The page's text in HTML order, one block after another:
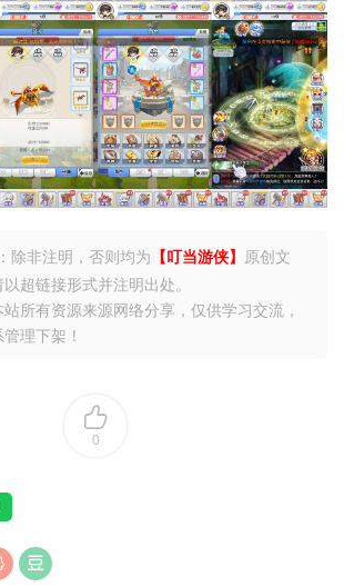
除非注明，否则均为 【叮当游侠】
原创文
超链接形式并注明出处。
所有资源来源网络分享，仅供学习交流，
理下架！
0